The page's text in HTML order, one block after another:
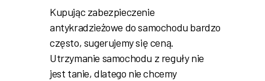
Kupując zabezpieczenie
antykradzieżowe do samochodu bardzo
często, sugerujemy się ceną.
Utrzymanie samochodu z reguły nie
jest tanie, dlatego nie chcemy